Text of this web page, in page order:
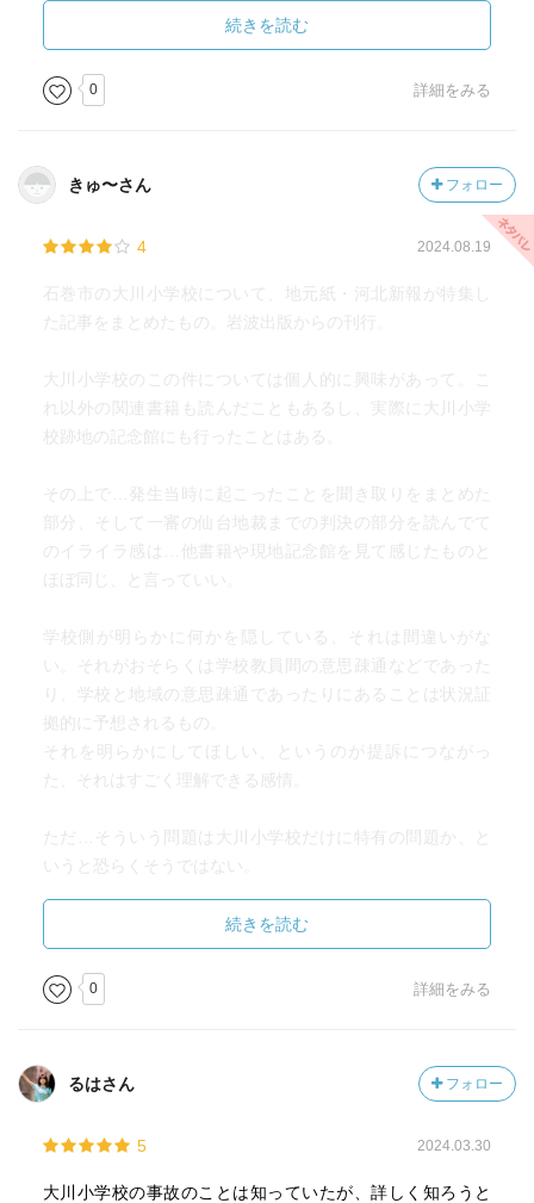
のちの学校側や市の無神経な対応を見ると遺族側が不信感
を募らせるのは当然。校長が学校に来るのが遅すぎる。し
かも捜索に参加せず職員室の金庫を探すなんて。この校長
たいな指摘がある。防災意識も低い。市教委が遺族への説
明会で口に指を当てて迂闊に喋らないようジェスチャーす
るとか、病気を理由に最初の説明会以降教務主任が姿を見
せないとか、第三者委員会も市寄りだし、メモやメールは
続きを読む
0 詳細をみる
きゅ〜さん フォロー
4 2024.08.19
石巻市の大川小学校について、地元紙・河北新報が特集し
た記事をまとめたもの。岩波出版からの刊行。
大川小学校のこの件については個人的に興味があって。こ
れ以外の関連書籍も読んだこともあるし、実際に大川小学
校跡地の記念館にも行ったことはある。
その上で…発生当時に起こったことを聞き取りをまとめた
部分、そして一審の仙台地裁までの判決の部分を読んでて
のイライラ感は…他書籍や現地記念館を見て感じたものと
ほぼ同じ、と言っていい。
学校側が明らかに何かを隠している、それは間違いがな
い。それがおそらくは学校教員間の意思疎通などであった
り、学校と地域の意思疎通であったりにあることは状況証
拠的に予想されるもの。
それを明らかにしてほしい、というのが提訴につながっ
た、それはすごく理解できる感情。
ただ…そういう問題は大川小学校だけに特有の問題か、と
いうと恐らくそうではない。
それがあまりに不幸に重なったのだろうと予想されるのだ
けど、それを云々したところでそういう問題が根絶できる
わけでもないし、
かえってそれを明らかにしない方がいらない禍根を残さな
ない。
裁は「津波が来ることは、津波到達の6分前には十分把握で
きたはずなのに、適切な動きができなかった」ことから賠
続きを読む
0 詳細をみる
るはさん フォロー
5 2024.03.30
大川小学校の事故のことは知っていたが、詳しく知ろうと